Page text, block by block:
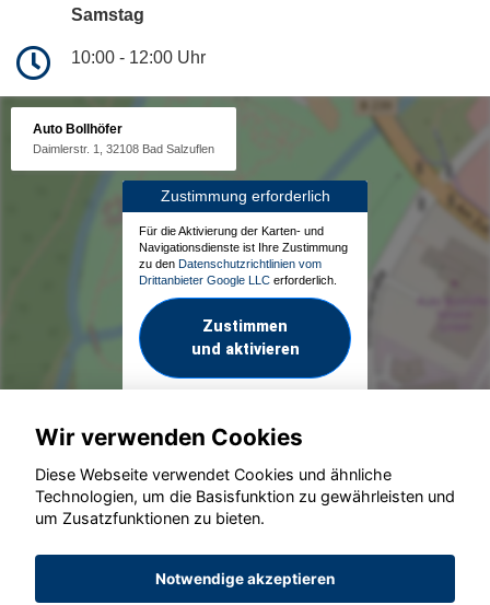
Samstag
10:00 - 12:00 Uhr
Auto Bollhöfer
Daimlerstr. 1, 32108 Bad Salzuflen
Zustimmung erforderlich
Für die Aktivierung der Karten- und
Navigationsdienste ist Ihre Zustimmung
zu den Datenschutzrichtlinien vom
Drittanbieter Google LLC erforderlich.
Zustimmen
und aktivieren
© konjunkturmotor.de GmbH 2020 - 2026
Wir verwenden Cookies
Diese Webseite verwendet Cookies und ähnliche
Technologien, um die Basisfunktion zu gewährleisten und
um Zusatzfunktionen zu bieten.
Notwendige akzeptieren